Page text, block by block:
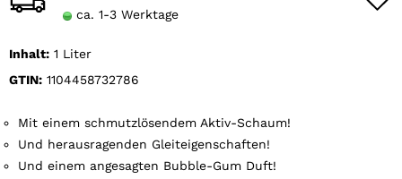
ca. 1-3 Werktage
Inhalt: 1 Liter
GTIN: 1104458732786
Mit einem schmutzlösendem Aktiv-Schaum!
Und herausragenden Gleiteigenschaften!
Und einem angesagten Bubble-Gum Duft!